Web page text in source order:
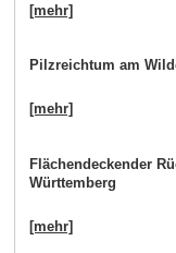
[mehr]
Pilzreichtum am
[mehr]
Flächendeckender
Württemberg
[mehr]